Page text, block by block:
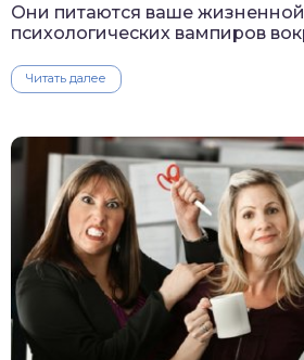
Они питаются ваше
психологических вампиров
Читать далее